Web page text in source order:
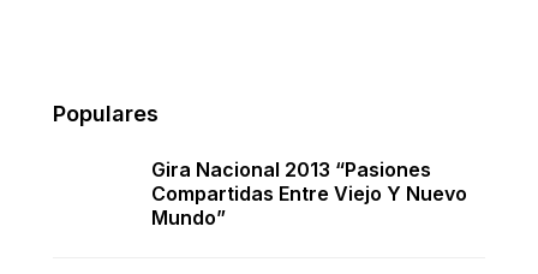
Populares
Gira Nacional 2013 “Pasiones
Compartidas Entre Viejo Y Nuevo
Mundo”